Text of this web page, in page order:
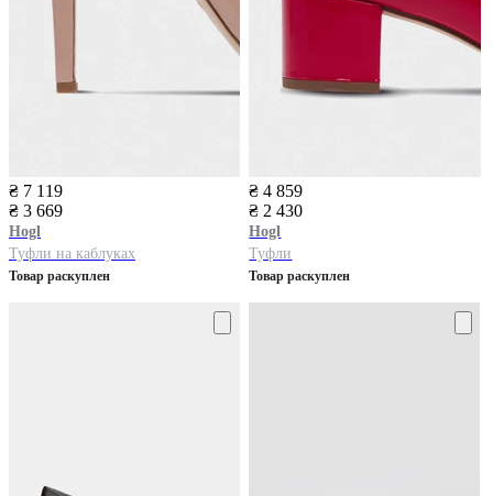
₴ 7 119
₴ 3 669
Hogl
Туфли на каблуках
Товар раскуплен
₴ 4 859
₴ 2 430
Hogl
Туфли
Товар раскуплен